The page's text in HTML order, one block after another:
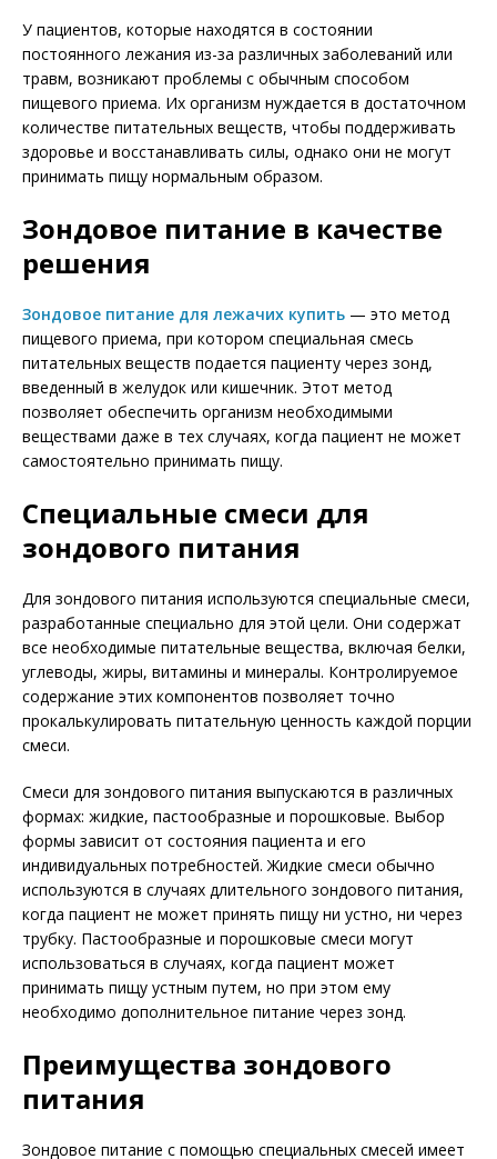
У пациентов, которые находятся в состоянии
постоянного лежания из-за различных заболеваний или
травм, возникают проблемы с обычным способом
пищевого приема. Их организм нуждается в достаточном
количестве питательных веществ, чтобы поддерживать
здоровье и восстанавливать силы, однако они не могут
принимать пищу нормальным образом.
Зондовое питание в качестве
решения
Зондовое питание для лежачих купить — это метод
пищевого приема, при котором специальная смесь
питательных веществ подается пациенту через зонд,
введенный в желудок или кишечник. Этот метод
позволяет обеспечить организм необходимыми
веществами даже в тех случаях, когда пациент не может
самостоятельно принимать пищу.
Специальные смеси для
зондового питания
Для зондового питания используются специальные смеси,
разработанные специально для этой цели. Они содержат
все необходимые питательные вещества, включая белки,
углеводы, жиры, витамины и минералы. Контролируемое
содержание этих компонентов позволяет точно
прокалькулировать питательную ценность каждой порции
смеси.
Смеси для зондового питания выпускаются в различных
формах: жидкие, пастообразные и порошковые. Выбор
формы зависит от состояния пациента и его
индивидуальных потребностей. Жидкие смеси обычно
используются в случаях длительного зондового питания,
когда пациент не может принять пищу ни устно, ни через
трубку. Пастообразные и порошковые смеси могут
использоваться в случаях, когда пациент может
принимать пищу устным путем, но при этом ему
необходимо дополнительное питание через зонд.
Преимущества зондового
питания
Зондовое питание с помощью специальных смесей имеет